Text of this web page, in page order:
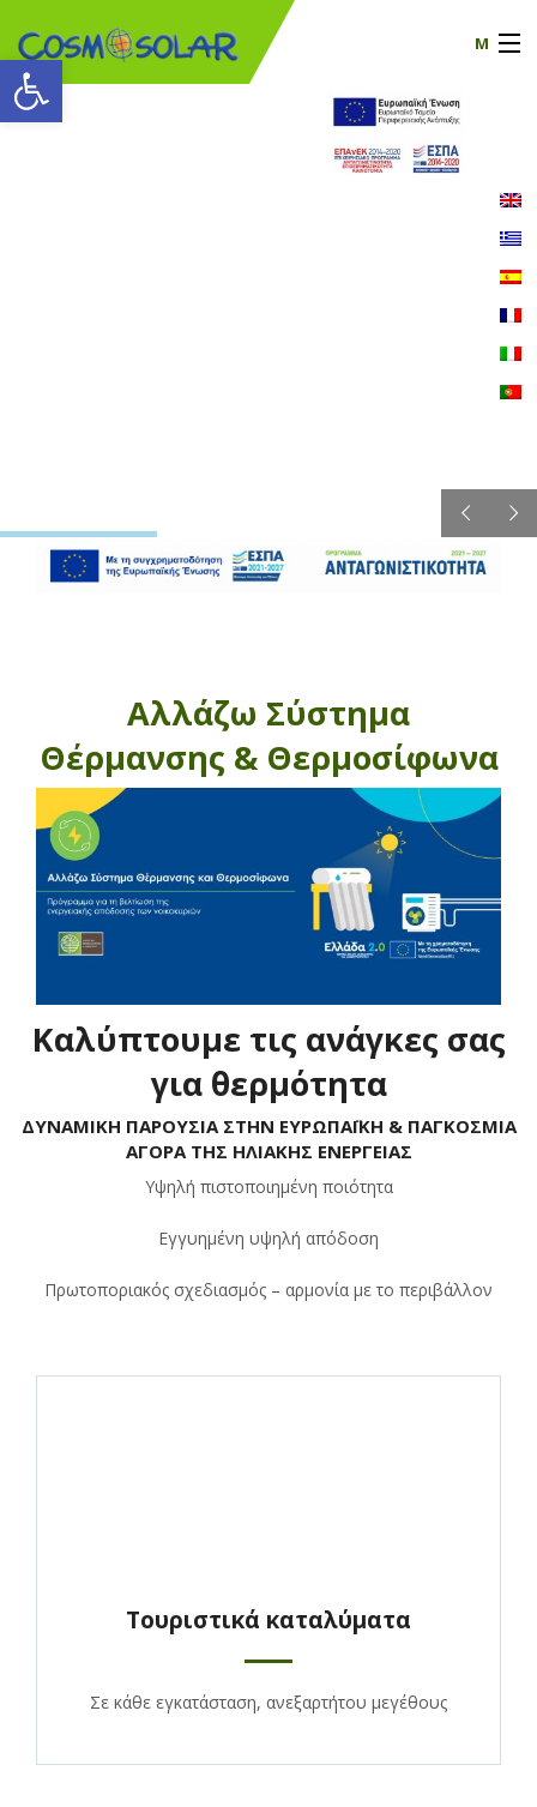
Ανοίξτε τη γραμμή εργαλείων
M
Η Εταιρία μας
Αλλάζω Σύστημα
Θέρμανσης & Θερμοσίφωνα
Καλύπτουμε τις ανάγκες σας
για θερμότητα
ΔΥΝΑΜΙΚΗ ΠΑΡΟΥΣΙΑ ΣΤΗΝ ΕΥΡΩΠΑΪΚΗ & ΠΑΓΚΟΣΜΙΑ
ΑΓΟΡΑ ΤΗΣ ΗΛΙΑΚΗΣ ΕΝΕΡΓΕΙΑΣ
Υψηλή πιστοποιημένη ποιότητα
Εγγυημένη υψηλή απόδοση
Πρωτοποριακός σχεδιασμός – αρμονία με το περιβάλλον
Τουριστικά καταλύματα
Σε κάθε εγκατάσταση, ανεξαρτήτου μεγέθους